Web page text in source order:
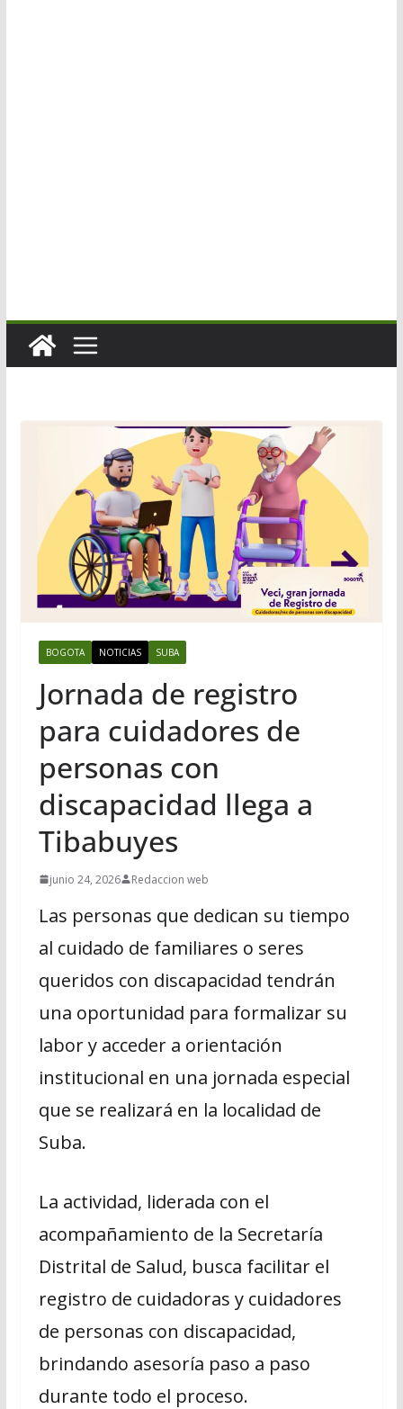
BOGOTA NOTICIAS SUBA
Jornada de registro
para cuidadores de
personas con
discapacidad llega a
Tibabuyes
junio 24, 2026 Redaccion web
Las personas que dedican su tiempo
al cuidado de familiares o seres
queridos con discapacidad tendrán
una oportunidad para formalizar su
labor y acceder a orientación
institucional en una jornada especial
que se realizará en la localidad de
Suba.
La actividad, liderada con el
acompañamiento de la Secretaría
Distrital de Salud, busca facilitar el
registro de cuidadoras y cuidadores
de personas con discapacidad,
brindando asesoría paso a paso
durante todo el proceso.